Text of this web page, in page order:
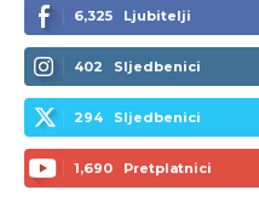
6,325 Ljubitelji
402 Sljedbenici
294 Sljedbenici
1,690 Pretplatnici